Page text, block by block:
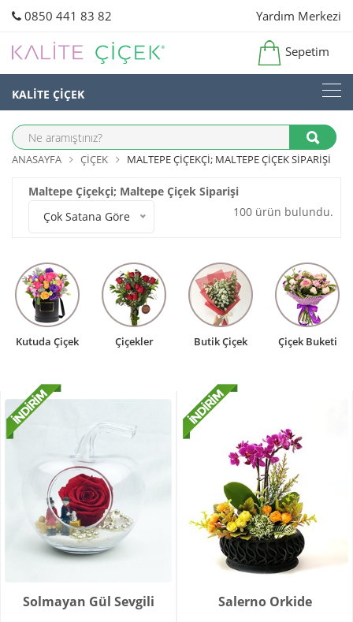
0850 441 83 82 Yardım Merkezi
Sepetim
KALİTE ÇİÇEK
ANASAYFA ÇIÇEK MALTEPE ÇIÇEKÇI; MALTEPE ÇIÇEK SIPARIŞI
Maltepe Çiçekçi; Maltepe Çiçek Siparişi
Çok Satana Göre
100 ürün bulundu.
Kutuda Çiçek Çiçekler Butik Çiçek Çiçek Buketi
Solmayan Gül Sevgili Salerno Orkide